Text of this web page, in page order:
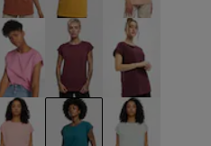
orange orange orange
pink rot rot